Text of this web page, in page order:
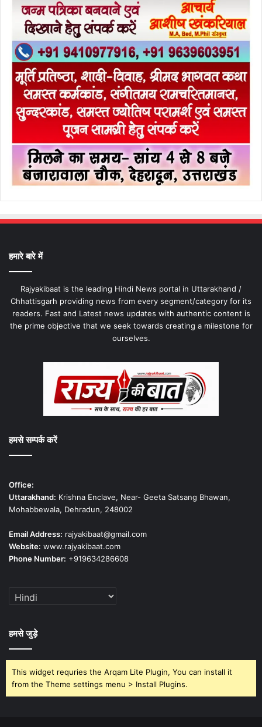
हमारे बारे में
Rajyakibaat is the leading Hindi News portal in Uttarakhand /
Chhattisgarh providing news from every segment/category for its
readers. Fast and Latest news updates with authentic content is
the prime objective that we seek towards creating a milestone for
ourselves.
हमसे सम्पर्क करें
Office:
Uttarakhand: Krishna Enclave, Near- Geeta Satsang Bhawan,
Mohabbewala, Dehradun, 248002
Email Address: rajyakibaat@gmail.com
Website: www.rajyakibaat.com
Phone Number: +919634286608
हमसे जुड़े
This widget requries the Arqam Lite Plugin, You can install it
from the Theme settings menu > Install Plugins.